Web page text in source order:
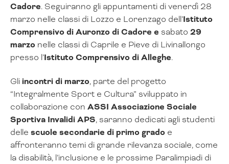
Cadore. Seguiranno gli appuntamenti di venerdì 28
marzo nelle classi di Lozzo e Lorenzago dell’Istituto
Comprensivo di Auronzo di Cadore e sabato 29
marzo nelle classi di Caprile e Pieve di Livinallongo
presso l’Istituto Comprensivo di Alleghe.
Gliincontri di marzo, parte del progetto
“Integralmente Sport e Cultura” sviluppato in
collaborazione con ASSI Associazione Sociale
Sportiva Invalidi APS, saranno dedicati agli studenti
delle scuole secondarie di primo grado e
affronteranno temi di grande rilevanza sociale, come
la disabilità, l’inclusione e le prossime Paralimpiadi di